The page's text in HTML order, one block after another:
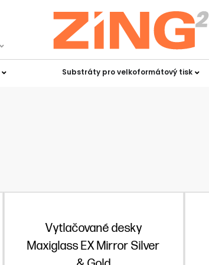
Substráty pro velkoformátový tisk
Vytlačované desky
Maxiglass EX Mirror Silver